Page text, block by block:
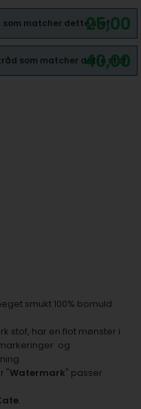
25,00
som matcher dette stof.
40,00
som matcher dette stof.
smukt 100% bomuld
stof, har en flot mønster i
og
"Watermark" passer
.